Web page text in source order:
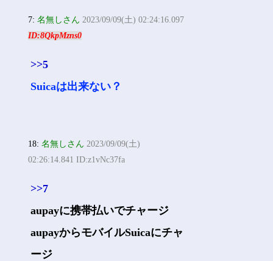
7:名無しさん 2023/09/09(土) 02:24:16.097
ID:8QkpMzns0
>>5
Suicaは出来ない？
18:名無しさん 2023/09/09(土)
02:26:14.841 ID:z1vNc37fa
>>7
aupayに携帯払いでチャージ
aupayからモバイルSuicaにチャ
ージ